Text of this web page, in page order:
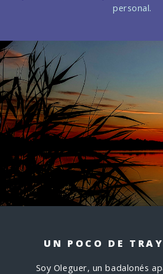
personal.
UN POCO DE
Soy Oleguer, un badalonés